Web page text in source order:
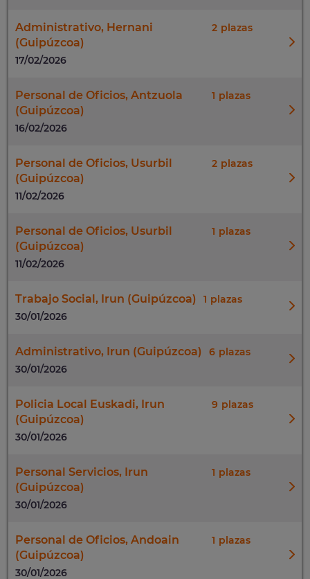
Administrativo, Hernani
(Guipúzcoa)
2
17/02/2026
Personal de Oficios, Antzuola
(Guipúzcoa)
1
16/02/2026
Personal de Oficios, Usurbil
(Guipúzcoa)
2
11/02/2026
Personal de Oficios, Usurbil
(Guipúzcoa)
1
11/02/2026
Trabajo Social, Irun (Guipúzcoa)
1
30/01/2026
Administrativo, Irun (Guipúzcoa)
6
30/01/2026
Policia Local Euskadi, Irun
(Guipúzcoa)
9
30/01/2026
Personal Servicios, Irun
(Guipúzcoa)
1
30/01/2026
Personal de Oficios, Andoain
(Guipúzcoa)
1
30/01/2026